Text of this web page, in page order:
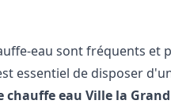
eau sont fréquents et
essentiel de disposer
chauffe eau Ville la Grand